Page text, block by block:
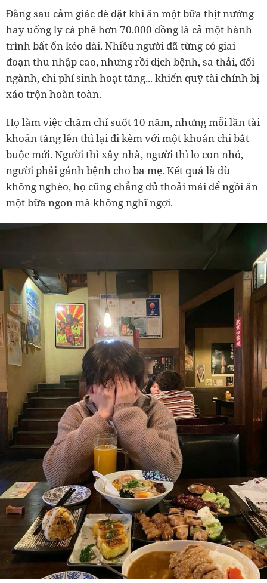
Đằng sau cảm giác dè dặt khi ăn một bữa thịt nướng
hay uống ly cà phê hơn 70.000 đồng là cả một hành
trình bất ổn kéo dài. Nhiều người đã từng có giai
đoạn thu nhập cao, nhưng rồi dịch bệnh, sa thải, đổi
ngành, chi phí sinh hoạt tăng... khiến quỹ tài chính bị
xáo trộn hoàn toàn.
Họ làm việc chăm chỉ suốt 10 năm, nhưng mỗi lần tài
khoản tăng lên thì lại đi kèm với một khoản chi bắt
buộc mới. Người thì xây nhà, người thì lo con nhỏ,
người phải gánh bệnh cho ba mẹ. Kết quả là dù
không nghèo, họ cũng chẳng đủ thoải mái để ngồi ăn
một bữa ngon mà không nghĩ ngợi.